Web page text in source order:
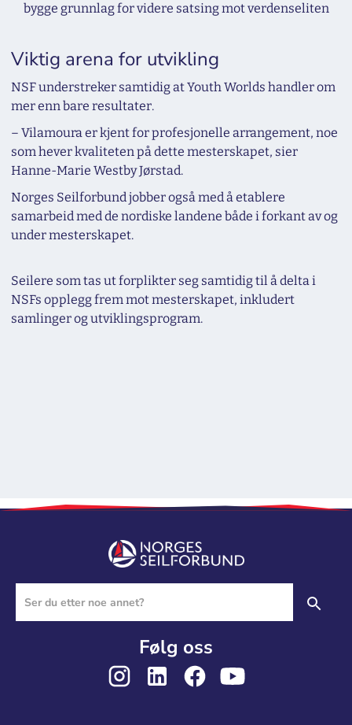
bygge grunnlag for videre satsing mot verdenseliten
Viktig arena for utvikling
NSF understreker samtidig at Youth Worlds handler om
mer enn bare resultater.
– Vilamoura er kjent for profesjonelle arrangement, noe
som hever kvaliteten på dette mesterskapet, sier
Hanne-Marie Westby Jørstad.
Norges Seilforbund jobber også med å etablere
samarbeid med de nordiske landene både i forkant av og
under mesterskapet.
Seilere som tas ut forplikter seg samtidig til å delta i
NSFs opplegg frem mot mesterskapet, inkludert
samlinger og utviklingsprogram.
Følg oss